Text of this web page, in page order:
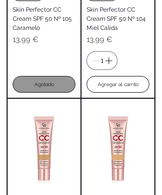
Skin Perfector CC
Cream SPF 50 Nº 105
Caramelo
Precio
13,99 €
Agotado
Skin Perfector CC
Cream SPF 50 Nº 104
Miel Calida
Precio
13,99 €
Agregar al carrito